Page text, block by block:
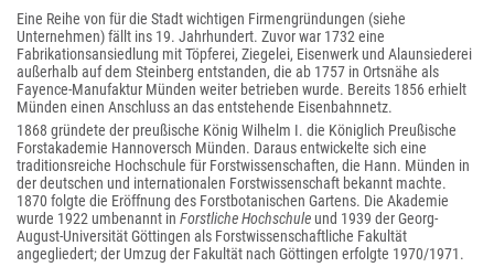
Eine Reihe von für die Stadt wichtigen Firmengründungen (siehe
Unternehmen) fällt ins 19. Jahrhundert. Zuvor war 1732 eine
Fabrikationsansiedlung mit Töpferei, Ziegelei, Eisenwerk und Alaunsiederei
außerhalb auf dem Steinberg entstanden, die ab 1757 in Ortsnähe als
Fayence-Manufaktur Münden weiter betrieben wurde. Bereits 1856 erhielt
Münden einen Anschluss an das entstehende Eisenbahnnetz.
1868 gründete der preußische König Wilhelm I. die Königlich Preußische
Forstakademie Hannoversch Münden. Daraus entwickelte sich eine
traditionsreiche Hochschule für Forstwissenschaften, die Hann. Münden in
der deutschen und internationalen Forstwissenschaft bekannt machte.
1870 folgte die Eröffnung des Forstbotanischen Gartens. Die Akademie
wurde 1922 umbenannt in Forstliche Hochschule und 1939 der Georg-
August-Universität Göttingen als Forstwissenschaftliche Fakultät
angegliedert; der Umzug der Fakultät nach Göttingen erfolgte 1970/1971.